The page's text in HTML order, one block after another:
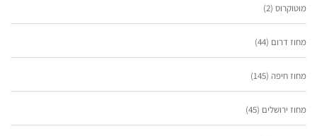
מוטוקרוס (2)
מחוז דרום (44)
מחוז חיפה (145)
מחוז ירושלים (45)